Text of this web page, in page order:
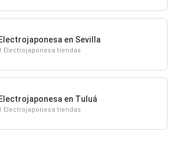
en Sevilla
Electrojaponesa tiendas
en Tuluá
Electrojaponesa tiendas